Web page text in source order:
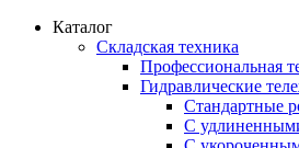
Каталог
Складская техника
Профессиональная
Гидравлические
Стандартные
С